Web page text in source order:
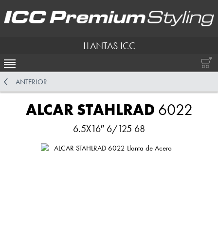
LLANTAS ICC
ACTIVAR NAVEGACIÓN
ANTERIOR
ALCAR STAHLRAD 6022
6.5X16″ 6/125 68